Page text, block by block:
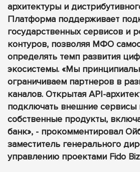
архитектуры и
Платформа поддерживает
государственных сервисов и
контуров, позволяя МФО
определять темп развития
экосистемы. «Мы
ограничиваем партнеров в
каналов. Открытая API-
подключать внешние сервисы
собственные продукты,
банк», - прокомментировал
заместитель генерального
управлению проектами Fido